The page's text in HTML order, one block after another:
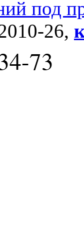
под
26,
73